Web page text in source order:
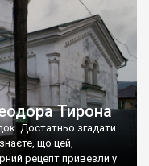
Тирона
Достатньо згадати
що цей,
рецепт привезли у